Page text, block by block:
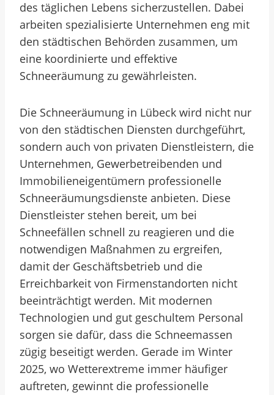
des täglichen Lebens sicherzustellen. Dabei
arbeiten spezialisierte Unternehmen eng mit
den städtischen Behörden zusammen, um
eine koordinierte und effektive
Schneeräumung zu gewährleisten.
Die Schneeräumung in Lübeck wird nicht nur
von den städtischen Diensten durchgeführt,
sondern auch von privaten Dienstleistern, die
Unternehmen, Gewerbetreibenden und
Immobilieneigentümern professionelle
Schneeräumungsdienste anbieten. Diese
Dienstleister stehen bereit, um bei
Schneefällen schnell zu reagieren und die
notwendigen Maßnahmen zu ergreifen,
damit der Geschäftsbetrieb und die
Erreichbarkeit von Firmenstandorten nicht
beeinträchtigt werden. Mit modernen
Technologien und gut geschultem Personal
sorgen sie dafür, dass die Schneemassen
zügig beseitigt werden. Gerade im Winter
2025, wo Wetterextreme immer häufiger
auftreten, gewinnt die professionelle